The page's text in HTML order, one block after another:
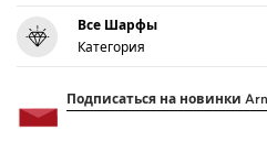
Все Шарфы
Категория
Подписаться на новинки